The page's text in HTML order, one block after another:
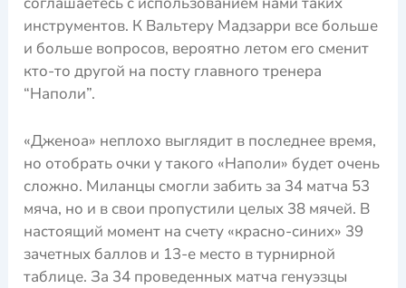
инструментов. К Вальтеру Мадзарри все больше
и больше вопросов, вероятно летом его сменит
кто-то другой на посту главного тренера
“Наполи”.
«Дженоа» неплохо выглядит в последнее время,
но отобрать очки у такого «Наполи» будет очень
сложно. Миланцы смогли забить за 34 матча 53
мяча, но и в свои пропустили целых 38 мячей. В
настоящий момент на счету «красно-синих» 39
зачетных баллов и 13-е место в турнирной
таблице. За 34 проведенных матча генуэзцы